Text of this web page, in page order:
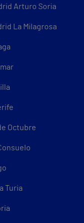
Arturo Soria
La Milagrosa
Octubre
Turia